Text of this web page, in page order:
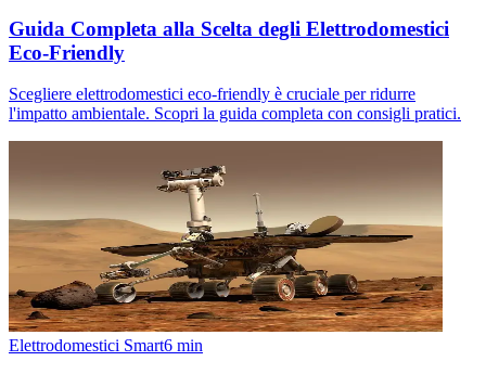
Guida Completa alla Scelta degli Elettrodomestici
Eco-Friendly
Scegliere elettrodomestici eco-friendly è cruciale per ridurre
l'impatto ambientale. Scopri la guida completa con consigli pratici.
Elettrodomestici Smart6 min